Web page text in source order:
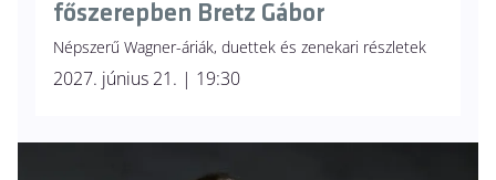
főszerepben Bretz Gábor
Népszerű Wagner-áriák, duettek és zenekari részletek
2027. június 21. | 19:30